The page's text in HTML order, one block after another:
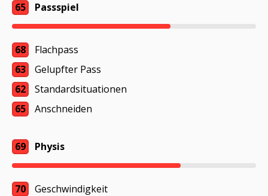
65 Passspiel
68
Flachpass
63
Gelupfter Pass
62
Standardsituationen
65
Anschneiden
69 Physis
70
Geschwindigkeit